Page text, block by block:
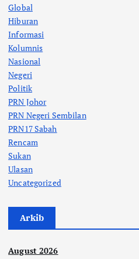
Global
Hiburan
Informasi
Kolumnis
Nasional
Negeri
Politik
PRN Johor
PRN Negeri Sembilan
PRN17 Sabah
Rencam
Sukan
Ulasan
Uncategorized
Arkib
August 2026